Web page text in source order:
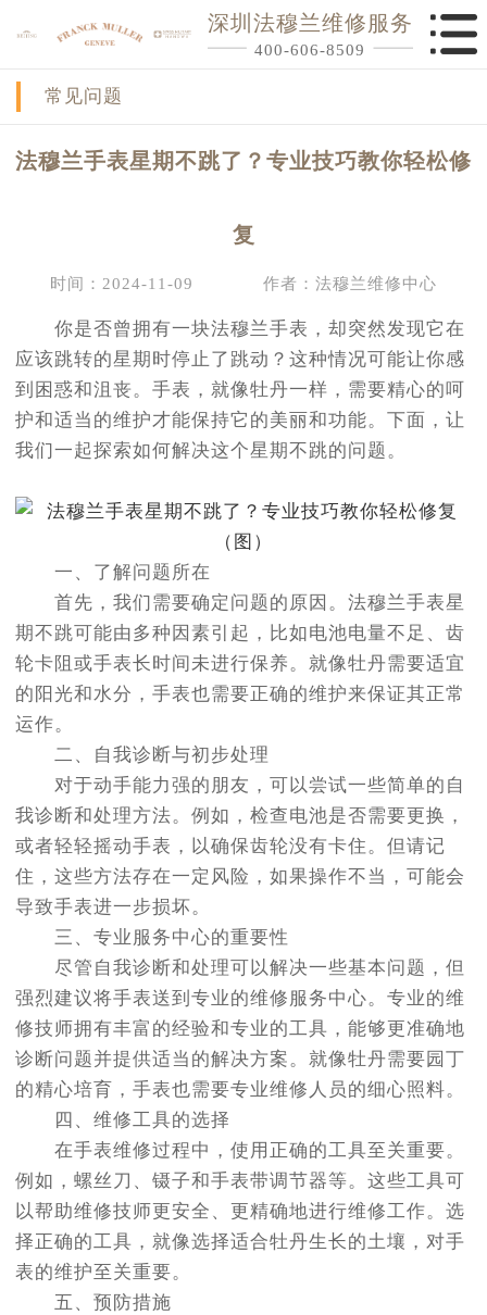
深圳法穆兰维修服务
400-606-8509
常见问题
法穆兰手表星期不跳了？专业技巧教你轻松修
复
时间：2024-11-09 作者：法穆兰维修中心
你是否曾拥有一块法穆兰手表，却突然发现它在
应该跳转的星期时停止了跳动？这种情况可能让你感
到困惑和沮丧。手表，就像牡丹一样，需要精心的呵
护和适当的维护才能保持它的美丽和功能。下面，让
我们一起探索如何解决这个星期不跳的问题。
一、了解问题所在
首先，我们需要确定问题的原因。法穆兰手表星
期不跳可能由多种因素引起，比如电池电量不足、齿
轮卡阻或手表长时间未进行保养。就像牡丹需要适宜
的阳光和水分，手表也需要正确的维护来保证其正常
运作。
二、自我诊断与初步处理
对于动手能力强的朋友，可以尝试一些简单的自
我诊断和处理方法。例如，检查电池是否需要更换，
或者轻轻摇动手表，以确保齿轮没有卡住。但请记
住，这些方法存在一定风险，如果操作不当，可能会
导致手表进一步损坏。
三、专业服务中心的重要性
尽管自我诊断和处理可以解决一些基本问题，但
强烈建议将手表送到专业的维修服务中心。专业的维
修技师拥有丰富的经验和专业的工具，能够更准确地
诊断问题并提供适当的解决方案。就像牡丹需要园丁
的精心培育，手表也需要专业维修人员的细心照料。
四、维修工具的选择
在手表维修过程中，使用正确的工具至关重要。
例如，螺丝刀、镊子和手表带调节器等。这些工具可
以帮助维修技师更安全、更精确地进行维修工作。选
择正确的工具，就像选择适合牡丹生长的土壤，对手
表的维护至关重要。
五、预防措施